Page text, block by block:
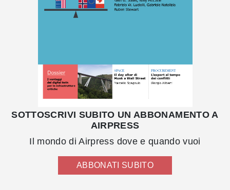
SOTTOSCRIVI SUBITO UN ABBONAMENTO A
AIRPRESS
Il mondo di Airpress dove e quando vuoi
ABBONATI SUBITO